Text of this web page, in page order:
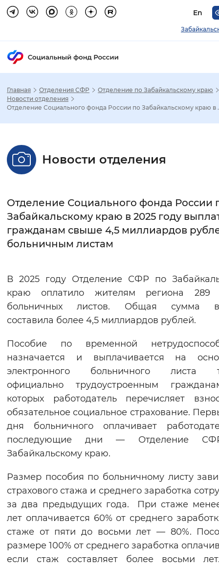
En
Настройка режима отображения
Стандартный Увеличенный
С засечками
Интервал между буквами
Цвет сайта
Инверсивный
Синий фон
Изображения
Включены Выключены
Воспроизвести Остановить
Вернуть стандартные настройки
Главная Отделения СФР
Отделение по Забайкальскому краю
Новости отделения
Отделение Социального фонда России по Забайкальскому краю в
Новости отделения
Отделение Социального фонда России
Забайкальскому краю в 2025 году
гражданам свыше 4,5 миллиардов
больничным листам
В 2025 году Отделение СФР по
краю оплатило жителям региона 289
больничных листов. Общая сумма
составила более 4,5 миллиардов рублей.
Пособие по временной
назначается и выплачивается на
электронного больничного листа
официально трудоустроенным
которых работодатель перечисляет
обязательное социальное страхование.
дня больничного оплачивает
последующие дни — Отделение
Забайкальскому краю.
Размер пособия по больничному листу
страхового стажа и среднего заработка
за два предыдущих года. При стаже
лет оплачивается 60% от среднего
стаже от пяти до восьми лет — 80%.
размере 100% от среднего заработка
если стаж составляет более восьми